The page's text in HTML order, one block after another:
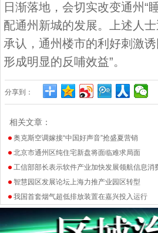
日渐落地，会切实改变通州“
配通州新城的发展。上述人
承认，通州楼市的利好刺激
形成明显的反哺效益”。
分享到：
相关文章：
奥克斯空调嫁接“中国好声音”抢盛夏营销
北京市通州区纯住宅新盘将面临难求局面
工信部部长表示软件产业加快发展领航信息消
智慧园区发展论坛上海力推产业园区转型
我国首套烟气超低排放装置在嘉兴投入运行